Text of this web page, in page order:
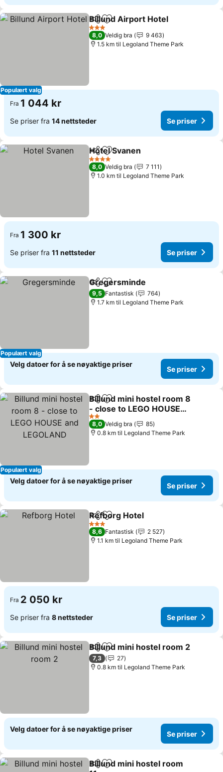
Populært valg
Del Legg til i favoritter
Billund Airport Hotel
3 Stjerner
8,0 Veldig bra
9 463
1.5 km til Legoland Theme Park
Fra 1 044 kr
Se priser fra 14 nettsteder Se priser
Del Legg til i favoritter
Hotel Svanen
4 Stjerner
8,0 Veldig bra
7 111
1.0 km til Legoland Theme Park
Fra 1 300 kr
Se priser fra 11 nettsteder Se priser
Populært valg
Del Legg til i favoritter
Gregersminde
9,5 Fantastisk
764
1.7 km til Legoland Theme Park
Velg datoer for å se nøyaktige priser
Se priser
Populært valg
Del Legg til i favoritter
Billund mini hostel room 8
- close to LEGO HOUSE
and LEGOLAND
Se priser
2 Stjerner
8,0 Veldig bra
85
0.8 km til Legoland Theme Park
Velg datoer for å se nøyaktige priser
Se priser
Del Legg til i favoritter
Refborg Hotel
3 Stjerner
8,6 Fantastisk
2 527
1.1 km til Legoland Theme Park
Fra 2 050 kr
Se priser fra 8 nettsteder Se priser
Del Legg til i favoritter
Billund mini hostel room 2
7,3
27
0.8 km til Legoland Theme Park
Velg datoer for å se nøyaktige priser
Se priser
Del Legg til i favoritter
Billund mini hostel room